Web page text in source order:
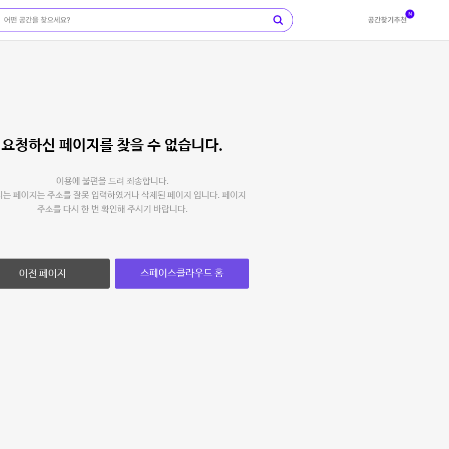
공간찾기 추천
N
요청하신 페이지를 찾을 수 없습니다.
이용에 불편을 드려 죄송합니다.
는 페이지는 주소를 잘못 입력하였거나 삭제된 페이지 입니다. 페이지
주소를 다시 한 번 확인해 주시기 바랍니다.
이전 페이지 스페이스클라우드 홈